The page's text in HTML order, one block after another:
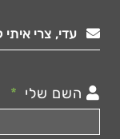
עדי, צרי
השם שלי